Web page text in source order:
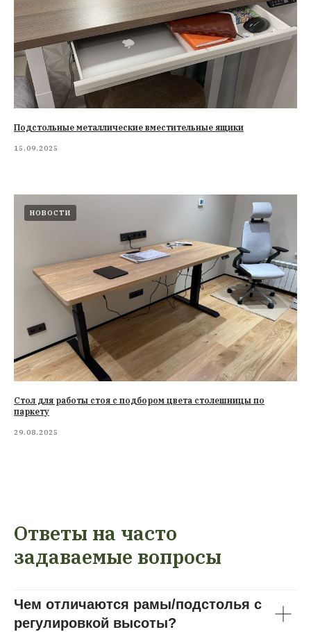
Подстольные металлические вместительные ящики
15.09.2025
НОВОСТИ
Стол для работы стоя с подбором цвета столешницы по
паркету
29.08.2025
Ответы на часто
задаваемые вопросы
Чем отличаются рамы/подстолья с
регулировкой высоты?